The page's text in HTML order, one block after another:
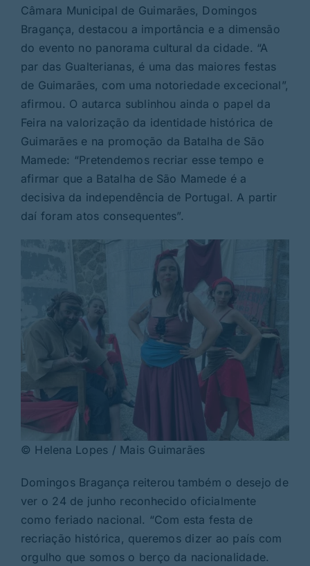
Câmara Municipal de Guimarães, Domingos
Bragança, destacou a importância e a dimensão
do evento no panorama cultural da cidade. “A
par das Gualterianas, é uma das maiores festas
de Guimarães, com uma notoriedade excecional”,
afirmou. O autarca sublinhou ainda o papel da
Feira na valorização da identidade histórica de
Guimarães e na promoção da Batalha de São
Mamede: “Pretendemos recriar esse tempo e
afirmar que a Batalha de São Mamede é a
decisiva da independência de Portugal. A partir
daí foram atos consequentes”.
© Helena Lopes / Mais Guimarães
Domingos Bragança reiterou também o desejo de
ver o 24 de junho reconhecido oficialmente
como feriado nacional. “Com esta festa de
recriação histórica, queremos dizer ao país com
orgulho que somos o berço da nacionalidade.